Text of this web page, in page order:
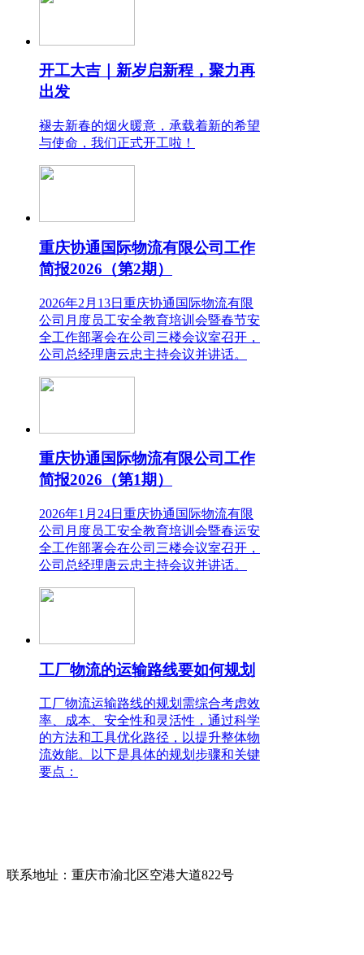
开工大吉｜新岁启新程，聚力再
出发
褪去新春的烟火暖意，承载着新的希望
与使命，我们正式开工啦！
重庆协通国际物流有限公司工作
简报2026（第2期）
2026年2月13日重庆协通国际物流有限
公司月度员工安全教育培训会暨春节安
全工作部署会在公司三楼会议室召开，
公司总经理唐云忠主持会议并讲话。
重庆协通国际物流有限公司工作
简报2026（第1期）
2026年1月24日重庆协通国际物流有限
公司月度员工安全教育培训会暨春运安
全工作部署会在公司三楼会议室召开，
公司总经理唐云忠主持会议并讲话。
工厂物流的运输路线要如何规划
工厂物流运输路线的规划需综合考虑效
率、成本、安全性和灵活性，通过科学
的方法和工具优化路径，以提升整体物
流效能。以下是具体的规划步骤和关键
要点：
联系地址： 重庆市渝北区空港大道822号